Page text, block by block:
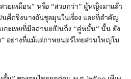
วยเหมือน” หรือ “สวยกว่า” ผู้หญิงมาแล้ว
ศึกชิงนางอันชุลมุนในเรื่อง และที่สำคัญ
ะเทยที่มีสถานะเป็นถึง “คู่หมั้น” นั้น ยัง
อย่างที่แม้แต่ภาพยนตร์ไทยส่วนใหญ่ใน